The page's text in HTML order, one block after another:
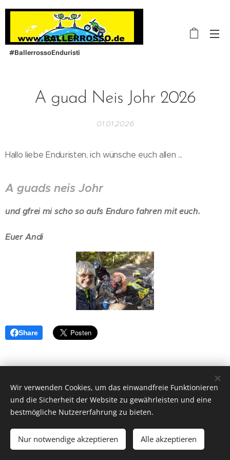
#BallerrossoEnduristi
A guad Neis Johr 2026
01.01.2026
Hallo liebe Enduristen, ich wünsche euch allen ...
A guads neis Johr
und gfrei mi scho so aufs Enduro fahren mit euch.
Euer Andi
Share
Ballerrosso UG (haftungsbeschränkt), 85253
Kleinberghofen, +49(0)17697678427 zw.18-20 Uhr
Motorradreiseveranstalter
Cookies
Wir verwenden Cookies, um das einwandfreie Funktionieren
und die Sicherheit der Website zu gewährleisten und eine
bestmögliche Nutzererfahrung zu bieten.
Nur notwendige akzeptieren Alle akzeptieren